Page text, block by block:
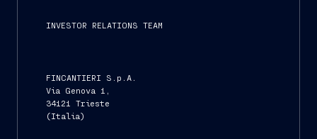
INVESTOR RELATIONS TEAM
FINCANTIERI S.p.A.
Via Genova 1,
34121 Trieste
(Italia)